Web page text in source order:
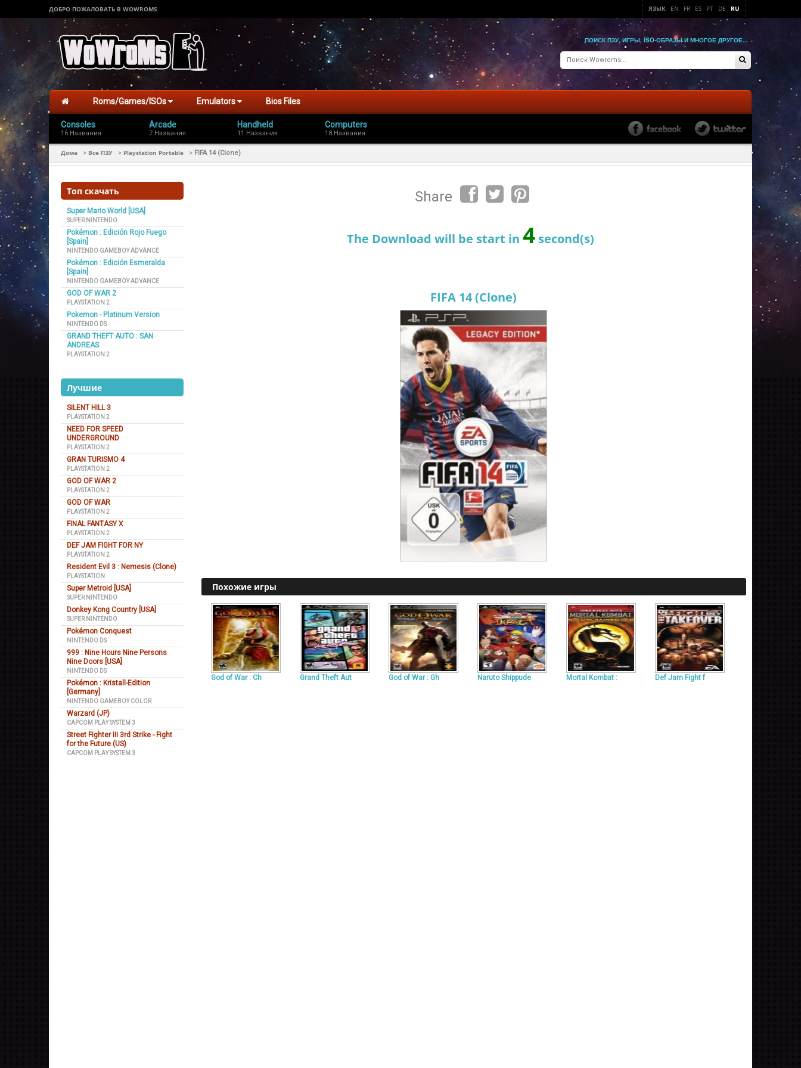
ДОБРО ПОЖАЛОВАТЬ В WOWROMS ЯЗЫК EN FR ES PT DE RU
ПОИСК ПЗУ, ИГРЫ, ISO-ОБРАЗЫ И МНОГОЕ ДРУГОЕ...
Roms/Games/ISOs Emulators Bios Files
Consoles
16 Названия
Arcade
7 Названия
Handheld
11 Названия
Computers
18 Названия
Дома > Все ПЗУ > Playstation Portable > FIFA 14 (Clone)
Топ скачать
Super Mario World [USA]
SUPER NINTENDO
Pokémon : Edición Rojo Fuego
[Spain]
NINTENDO GAMEBOY ADVANCE
Pokémon : Edición Esmeralda
[Spain]
NINTENDO GAMEBOY ADVANCE
GOD OF WAR 2
PLAYSTATION 2
Pokemon - Platinum Version
NINTENDO DS
GRAND THEFT AUTO : SAN
ANDREAS
PLAYSTATION 2
Лучшие
SILENT HILL 3
PLAYSTATION 2
NEED FOR SPEED
UNDERGROUND
PLAYSTATION 2
GRAN TURISMO 4
PLAYSTATION 2
GOD OF WAR 2
PLAYSTATION 2
GOD OF WAR
PLAYSTATION 2
FINAL FANTASY X
PLAYSTATION 2
DEF JAM FIGHT FOR NY
PLAYSTATION 2
Resident Evil 3 : Nemesis (Clone)
PLAYSTATION
Super Metroid [USA]
SUPER NINTENDO
Donkey Kong Country [USA]
SUPER NINTENDO
Pokémon Conquest
NINTENDO DS
999 : Nine Hours Nine Persons
Nine Doors [USA]
NINTENDO DS
Pokémon : Kristall-Edition
[Germany]
NINTENDO GAMEBOY COLOR
Warzard (JP)
CAPCOM PLAY SYSTEM 3
Street Fighter III 3rd Strike - Fight
for the Future (US)
CAPCOM PLAY SYSTEM 3
Share
The Download will be start in4 second(s)
FIFA 14 (Clone)
Похожие игры
God of War : Ch Grand Theft Aut God of War : Gh Naruto Shippude Mortal Kombat : Def Jam Fight f